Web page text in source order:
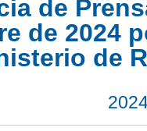
de
de 2024
de